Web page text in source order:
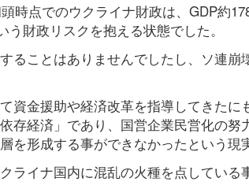
時点でのウクライナ財政は、GDP約
財政リスクを抱える状態でした。
ることはありませんでしたし、ソ連崩
資金援助や経済改革を指導してきたに
存経済」であり、国営企業民営化の努
を形成する事ができなかったという現
イナ国内に混乱の火種を点している